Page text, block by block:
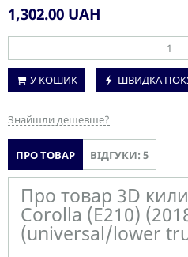
1,302.00 UAH
У КОШИК
ШВИДКА
Знайшли дешевше?
ПРО ТОВАР ВІДГУКИ: 5
Про товар 3D
Corolla (E210)
(universal/lower